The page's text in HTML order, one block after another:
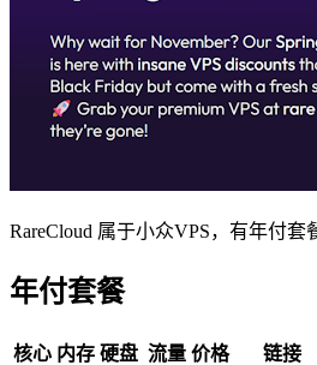
RareCloud 属于小众VPS，有年付套
年付套餐
核心 内存 硬盘 流量 价格
链接